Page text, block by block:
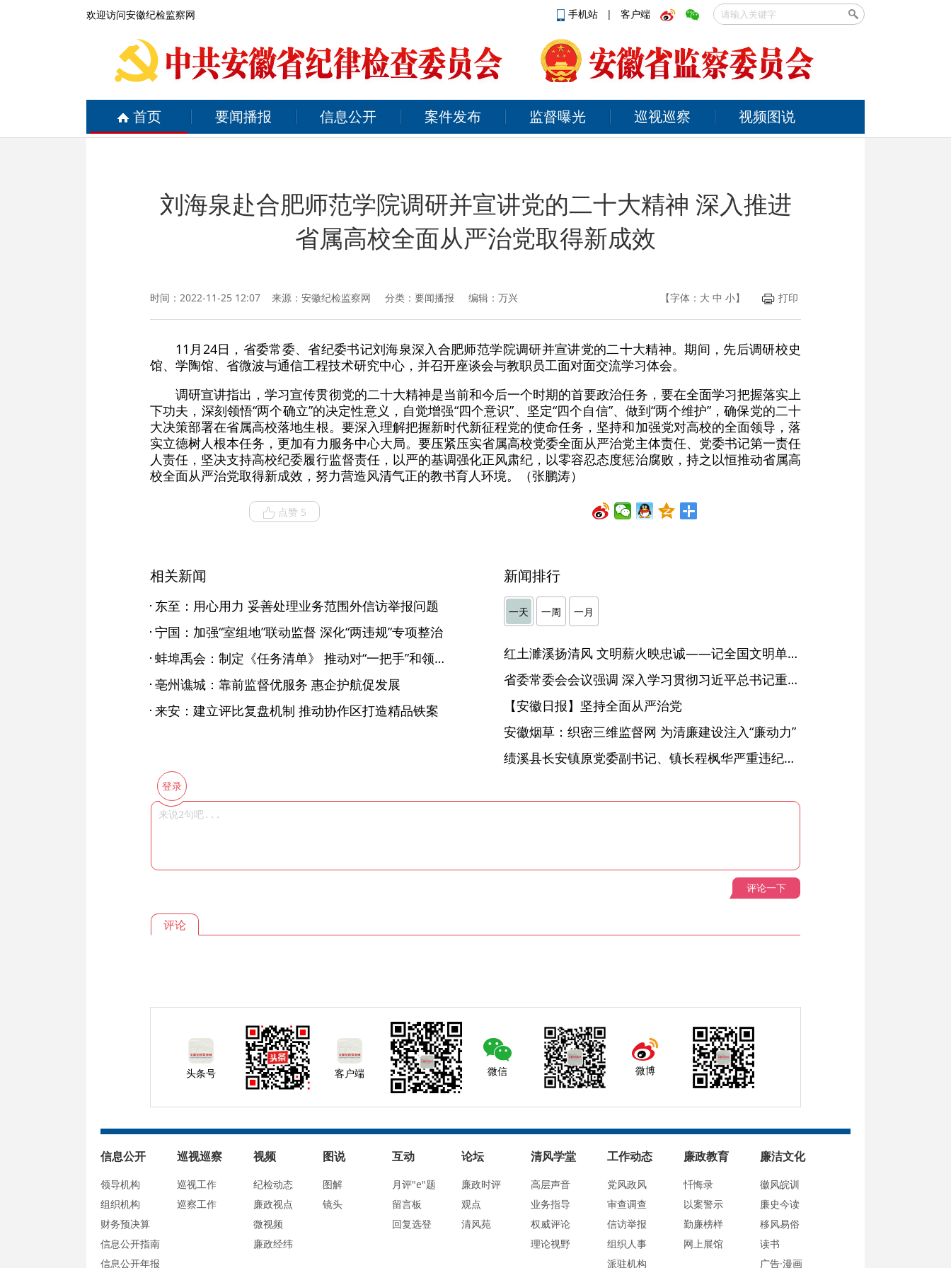
欢迎访问安徽纪检监察网 手机站 | 客户端
首页 要闻播报 信息公开 案件发布 监督曝光 巡视巡察 视频图说
刘海泉赴合肥师范学院调研并宣讲党的二十大精神 深入推进
省属高校全面从严治党取得新成效
时间：2022-11-25 12:07 来源： 安徽纪检监察网 分类：要闻播报 编辑：万兴 【字体： 大 中 小】 打印
11月24日，省委常委、省纪委书记刘海泉深入合肥师范学院调研并宣讲党的二十大精神。期间，先后调研校史
馆、学陶馆、省微波与通信工程技术研究中心，并召开座谈会与教职员工面对面交流学习体会。
调研宣讲指出，学习宣传贯彻党的二十大精神是当前和今后一个时期的首要政治任务，要在全面学习把握落实上
下功夫，深刻领悟“两个确立”的决定性意义，自觉增强“四个意识”、坚定“四个自信”、做到“两个维护”，确保党的二十
大决策部署在省属高校落地生根。要深入理解把握新时代新征程党的使命任务，坚持和加强党对高校的全面领导，落
实立德树人根本任务，更加有力服务中心大局。要压紧压实省属高校党委全面从严治党主体责任、党委书记第一责任
人责任，坚决支持高校纪委履行监督责任，以严的基调强化正风肃纪，以零容忍态度惩治腐败，持之以恒推动省属高
校全面从严治党取得新成效，努力营造风清气正的教书育人环境。（张鹏涛）
点赞 5
相关新闻
东至：用心用力 妥善处理业务范围外信访举报问题
宁国：加强“室组地”联动监督 深化“两违规”专项整治
蚌埠禹会：制定《任务清单》 推动对“一把手”和领导班子监督走深走实
亳州谯城：靠前监督优服务 惠企护航促发展
来安：建立评比复盘机制 推动协作区打造精品铁案
新闻排行
一天 一周 一月
红土濉溪扬清风 文明薪火映忠诚——记全国文明单位、安徽省濉溪县纪委监委
省委常委会会议强调 深入学习贯彻习近平总书记重要讲话精神 以高质量党建引领高质量发展 梁言顺主持并讲话
【安徽日报】坚持全面从严治党
安徽烟草：织密三维监督网 为清廉建设注入“廉动力”
绩溪县长安镇原党委副书记、镇长程枫华严重违纪违法被开除党籍和公职
登录
评论一下
评论
头条号 客户端 微信 微博
信息公开
领导机构
组织机构
财务预决算
信息公开指南
信息公开年报
巡视巡察
巡视工作
巡察工作
视频
纪检动态
廉政视点
微视频
廉政经纬
图说
图解
镜头
互动
月评"e"题
留言板
回复选登
论坛
廉政时评
观点
清风苑
清风学堂
高层声音
业务指导
权威评论
理论视野
工作动态
党风政风
审查调查
信访举报
组织人事
派驻机构
廉政教育
忏悔录
以案警示
勤廉榜样
网上展馆
廉洁文化
徽风皖训
廉史今读
移风易俗
读书
广告·漫画